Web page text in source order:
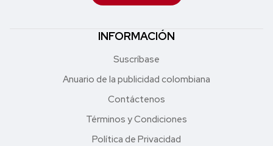
INFORMACIÓN
Suscríbase
Anuario de la publicidad colombiana
Contáctenos
Términos y Condiciones
Política de Privacidad